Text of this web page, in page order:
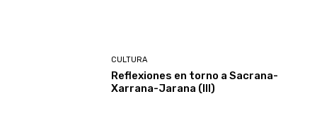
CULTURA
Reflexiones en torno a Sacrana-
Xarrana-Jarana (III)